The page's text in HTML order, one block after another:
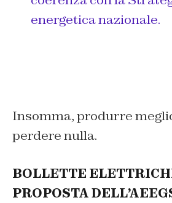
energetica nazionale.
Insomma, produrre
perdere nulla.
BOLLETTE
PROPOSTA